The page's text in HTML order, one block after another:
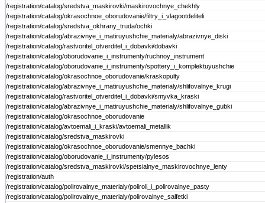
/registration/catalog/sredstva_maskirovki/maskirovochnye_chekhly
/registration/catalog/okrasochnoe_oborudovanie/filtry_i_vlagootdeliteli
/registration/catalog/sredstva_okhrany_truda/ochki
/registration/catalog/abrazivnye_i_matiruyushchie_materialy/abrazivnye_diski
/registration/catalog/rastvoritel_otverditel_i_dobavki/dobavki
/registration/catalog/oborudovanie_i_instrumenty/ruchnoy_instrument
/registration/catalog/oborudovanie_i_instrumenty/spottery_i_komplektuyushchie
/registration/catalog/okrasochnoe_oborudovanie/kraskopulty
/registration/catalog/abrazivnye_i_matiruyushchie_materialy/shlifovalnye_krugi
/registration/catalog/rastvoritel_otverditel_i_dobavki/smyvka_kraski
/registration/catalog/abrazivnye_i_matiruyushchie_materialy/shlifovalnye_gubki
/registration/catalog/okrasochnoe_oborudovanie
/registration/catalog/avtoemali_i_kraski/avtoemali_metallik
/registration/catalog/sredstva_maskirovki
/registration/catalog/okrasochnoe_oborudovanie/smennye_bachki
/registration/catalog/oborudovanie_i_instrumenty/pylesos
/registration/catalog/sredstva_maskirovki/spetsialnye_maskirovochnye_lenty
/registration/auth
/registration/catalog/polirovalnye_materialy/poliroli_i_polirovalnye_pasty
/registration/catalog/polirovalnye_materialy/polirovalnye_salfetki